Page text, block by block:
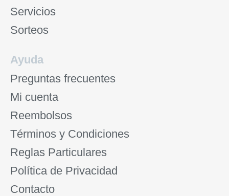
Servicios
Sorteos
Ayuda
Preguntas frecuentes
Mi cuenta
Reembolsos
Términos y Condiciones
Reglas Particulares
Política de Privacidad
Contacto